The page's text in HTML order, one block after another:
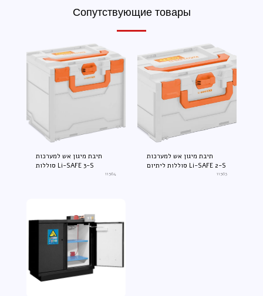
Сопутствующие товары
תיבת מיגון אש למערכות
סוללות Li-SAFE 3-S
11564
תיבת מיגון אש למערכות
סוללות ליתיום Li-SAFE 2-S
11563